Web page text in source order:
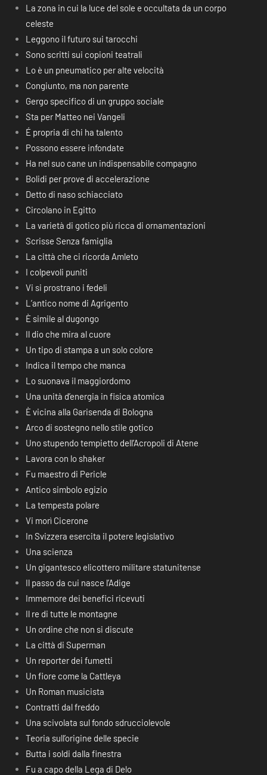
La zona in cui la luce del sole e occultata da un corpo
celeste
Leggono il futuro sui tarocchi
Sono scritti sui copioni teatrali
Lo è un pneumatico per alte velocità
Congiunto, ma non parente
Gergo specifico di un gruppo sociale
Sta per Matteo nei Vangeli
É propria di chi ha talento
Possono essere infondate
Ha nel suo cane un indispensabile compagno
Bolidi per prove di accelerazione
Detto di naso schiacciato
Circolano in Egitto
La varietà di gotico più ricca di ornamentazioni
Scrisse Senza famiglia
La città che ci ricorda Amleto
I colpevoli puniti
Vi si prostrano i fedeli
L’antico nome di Agrigento
È simile al dugongo
Il dio che mira al cuore
Un tipo di stampa a un solo colore
Indica il tempo che manca
Lo suonava il maggiordomo
Una unità d’energia in fisica atomica
È vicina alla Garisenda di Bologna
Arco di sostegno nello stile gotico
Uno stupendo tempietto dell’Acropoli di Atene
Lavora con lo shaker
Fu maestro di Pericle
Antico simbolo egizio
La tempesta polare
Vi morì Cicerone
In Svizzera esercita il potere legislativo
Una scienza
Un gigantesco elicottero militare statunitense
Il passo da cui nasce l’Adige
Immemore dei benefici ricevuti
Il re di tutte le montagne
Un ordine che non si discute
La città di Superman
Un reporter dei fumetti
Un fiore come la Cattleya
Un Roman musicista
Contratti dal freddo
Una scivolata sul fondo sdrucciolevole
Teoria sull’origine delle specie
Butta i soldi dalla finestra
Fu a capo della Lega di Delo